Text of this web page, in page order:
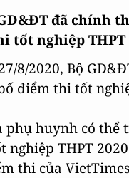
đã chính
tốt nghiệp THPT
8/2020, Bộ
điểm thi tốt
phụ huynh có thể
nghiệp THPT
thi của